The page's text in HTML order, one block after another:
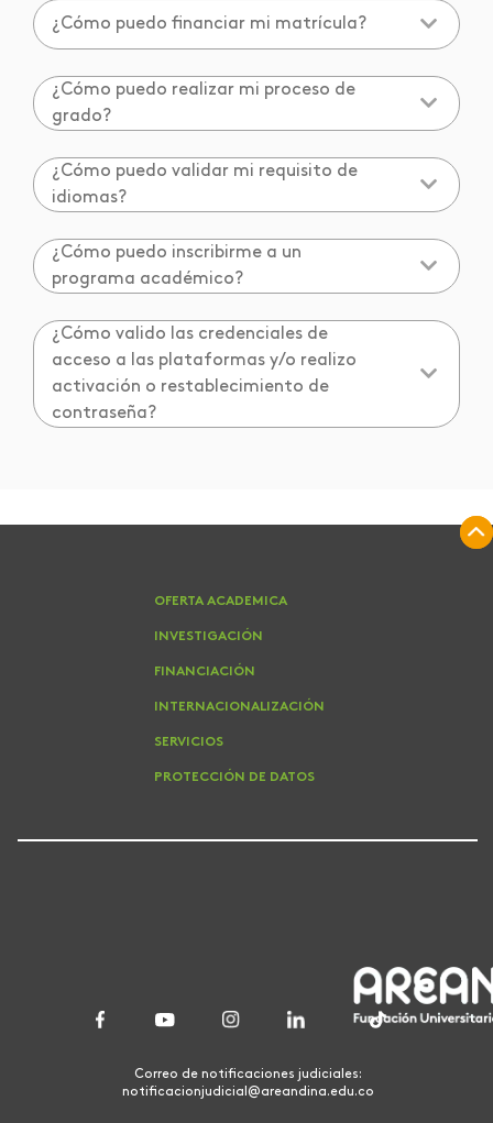
¿Cómo puedo financiar mi matrícula?
¿Cómo puedo realizar mi proceso de
grado?
¿Cómo puedo validar mi requisito de
idiomas?
¿Cómo puedo inscribirme a un
programa académico?
¿Cómo valido las credenciales de
acceso a las plataformas y/o realizo
activación o restablecimiento de
contraseña?
OFERTA ACADEMICA
INVESTIGACIÓN
FINANCIACIÓN
INTERNACIONALIZACIÓN
SERVICIOS
PROTECCIÓN DE DATOS
Correo de notificaciones judiciales:
notificacionjudicial@areandina.edu.co